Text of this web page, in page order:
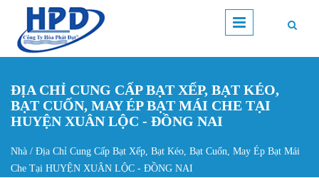
Nhảy đến nội dung
ĐỊA CHỈ CUNG CẤP BẠT XẾP, BẠT KÉO,
BẠT CUỐN, MAY ÉP BẠT MÁI CHE TẠI
HUYỆN XUÂN LỘC - ĐỒNG NAI
Bạn đang ở đây
Nhà / Địa Chỉ Cung Cấp Bạt Xếp, Bạt Kéo, Bạt Cuốn, May Ép Bạt Mái
Che Tại HUYỆN XUÂN LỘC - ĐỒNG NAI